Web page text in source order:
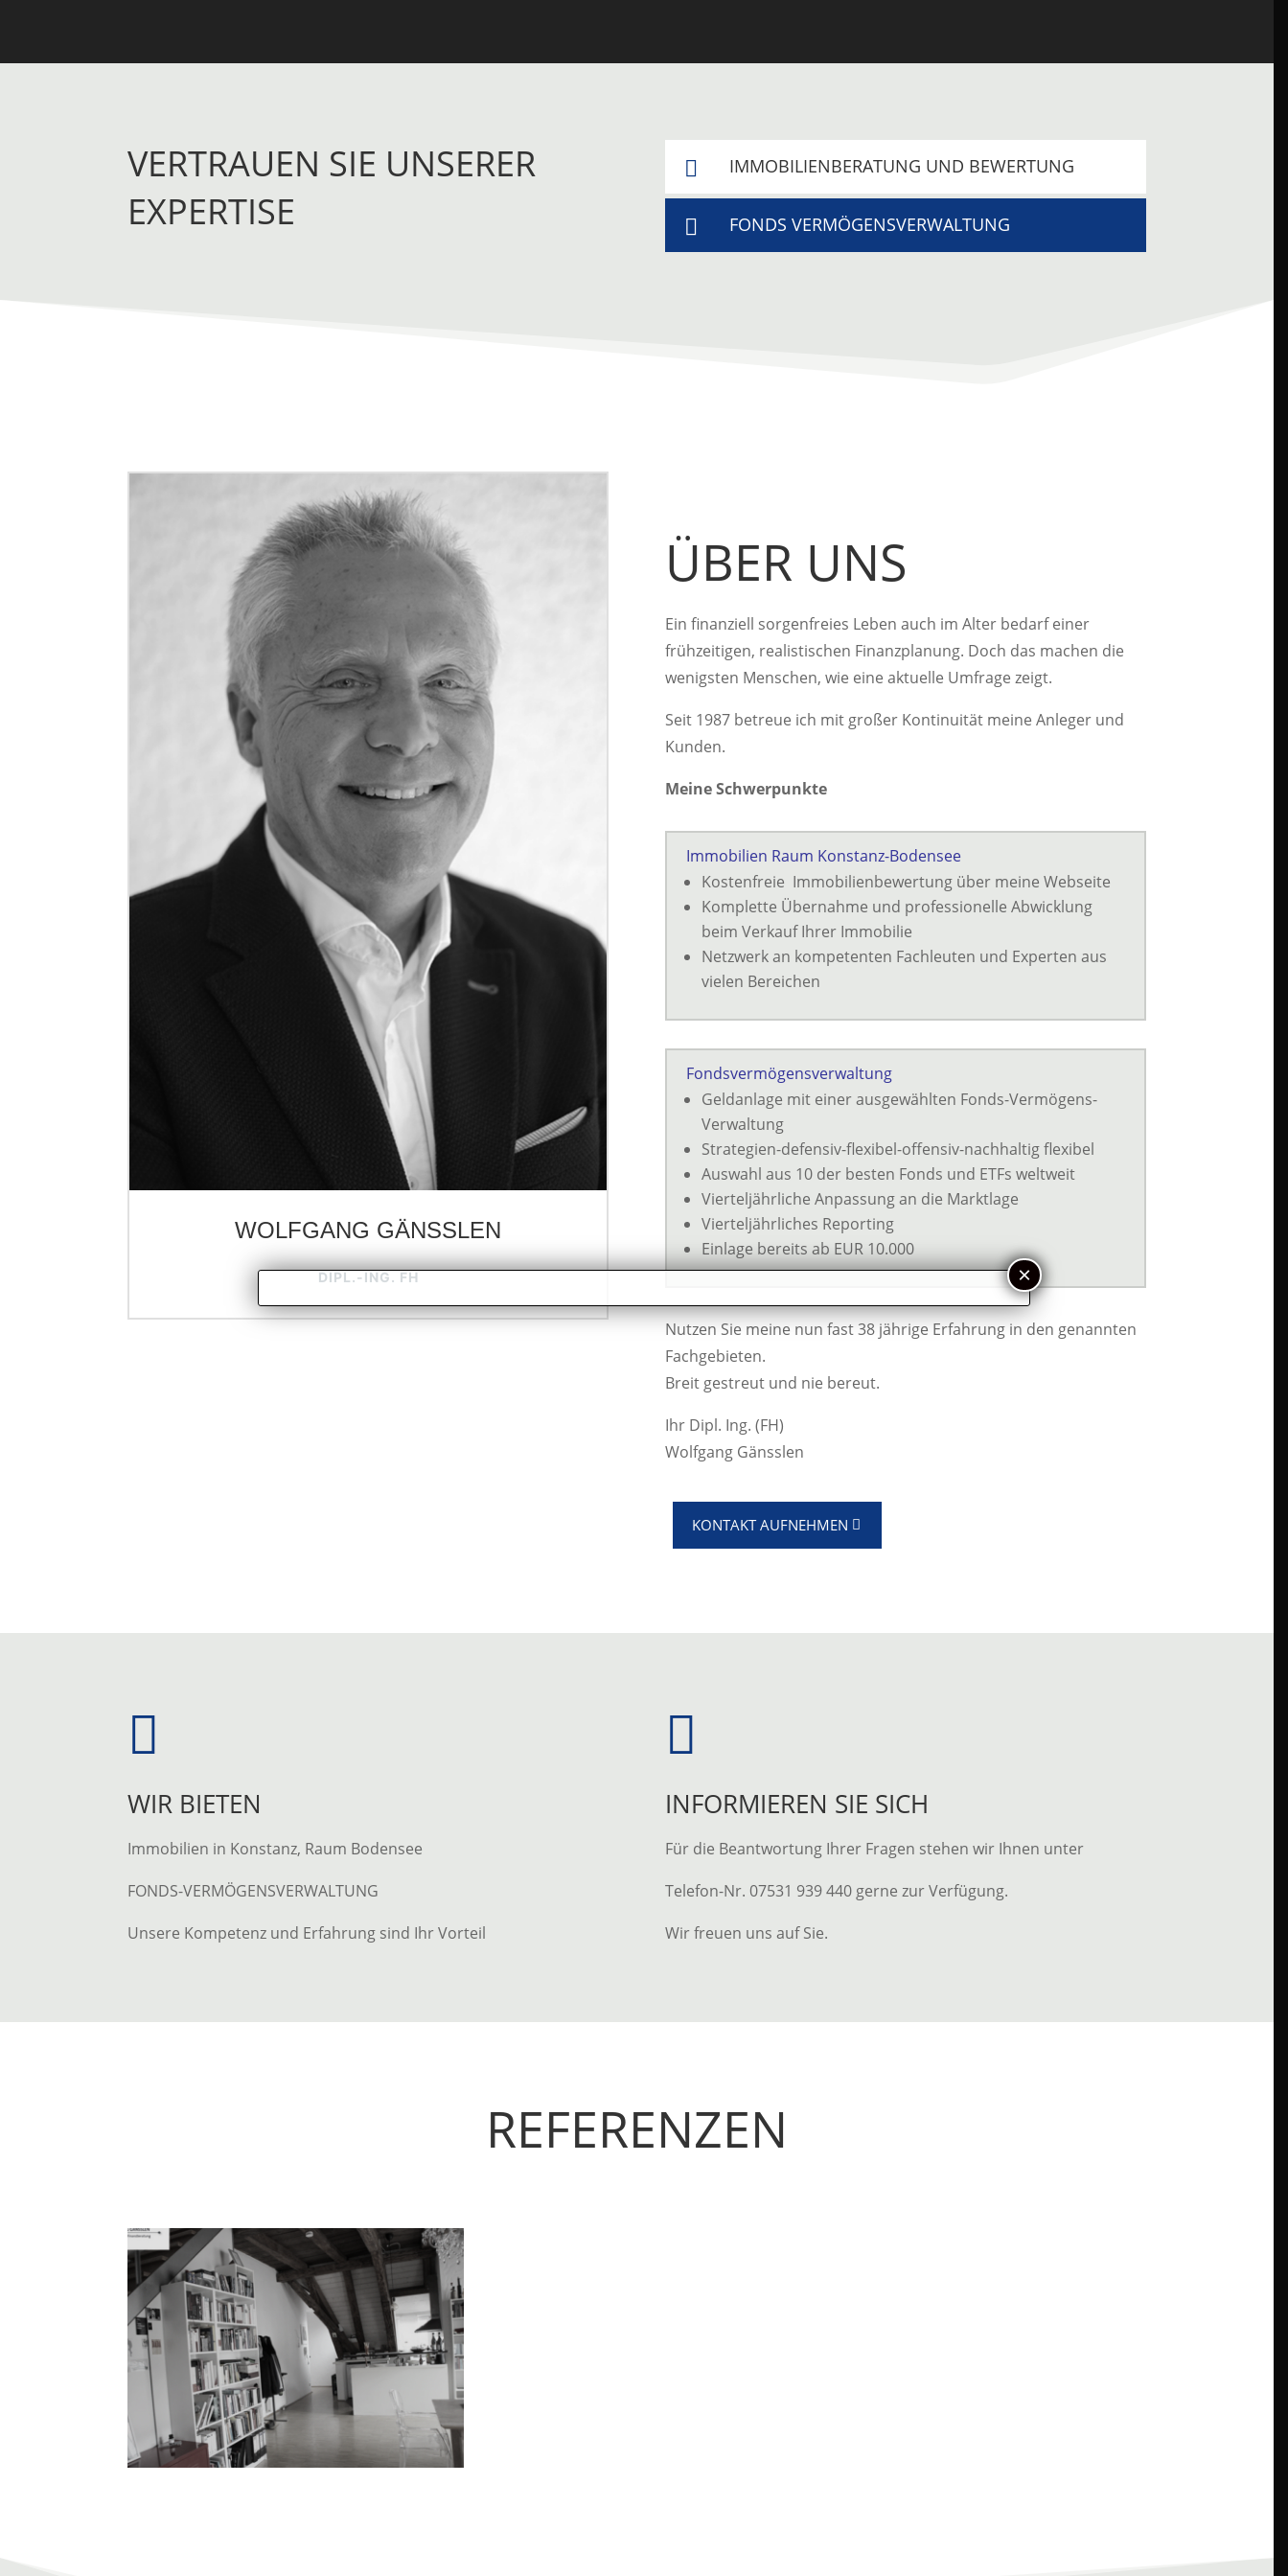
VERTRAUEN SIE UNSERER
EXPERTISE
 IMMOBILIENBERATUNG UND BEWERTUNG
 FONDS VERMÖGENSVERWALTUNG
WOLFGANG GÄNSSLEN
DIPL.-ING. FH
ÜBER UNS
Ein finanziell sorgenfreies Leben auch im Alter bedarf einer
frühzeitigen, realistischen Finanzplanung. Doch das machen die
wenigsten Menschen, wie eine aktuelle Umfrage zeigt.
Seit 1987 betreue ich mit großer Kontinuität meine Anleger und
Kunden.
Meine Schwerpunkte
Immobilien Raum Konstanz-Bodensee
Kostenfreie Immobilienbewertung über meine Webseite
Komplette Übernahme und professionelle Abwicklung
beim Verkauf Ihrer Immobilie
Netzwerk an kompetenten Fachleuten und Experten aus
vielen Bereichen
Fondsvermögensverwaltung
Geldanlage mit einer ausgewählten Fonds-Vermögens-
Verwaltung
Strategien-defensiv-flexibel-offensiv-nachhaltig flexibel
Auswahl aus 10 der besten Fonds und ETFs weltweit
Vierteljährliche Anpassung an die Marktlage
Vierteljährliches Reporting
Einlage bereits ab EUR 10.000
Nutzen Sie meine nun fast 38 jährige Erfahrung in den genannten
Fachgebieten.
Breit gestreut und nie bereut.
Ihr Dipl. Ing. (FH)
Wolfgang Gänsslen
KONTAKT AUFNEHMEN

WIR BIETEN
Immobilien in Konstanz, Raum Bodensee
FONDS-VERMÖGENSVERWALTUNG
Unsere Kompetenz und Erfahrung sind Ihr Vorteil

INFORMIEREN SIE SICH
Für die Beantwortung Ihrer Fragen stehen wir Ihnen unter
Telefon-Nr. 07531 939 440 gerne zur Verfügung.
Wir freuen uns auf Sie.
REFERENZEN
×